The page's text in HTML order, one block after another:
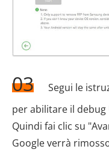
03
Segui le
per abilitare il
Quindi fai clic su
Google verrà